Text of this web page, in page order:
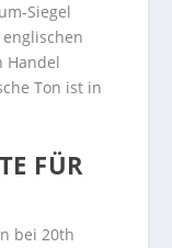
Siegel
Handel
Ton ist in
FÜR
bei 20th